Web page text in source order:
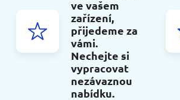
ve vašem
zařízení,
přijedeme za
vámi.
Nechejte si
vypracovat
nezávaznou
nabídku.